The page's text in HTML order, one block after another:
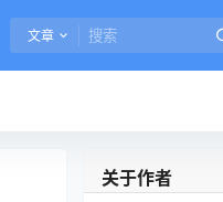
文章
关于作者